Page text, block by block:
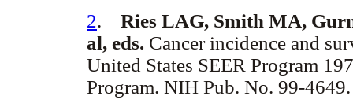
2. Ries LAG, Smith MA,
al, eds. Cancer incidence and
United States SEER Program
Program. NIH Pub. No. 99-